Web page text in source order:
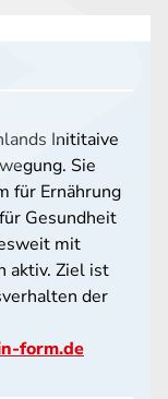
Inititaive
Sie
für Ernährung
Gesundheit
mit
aktiv. Ziel ist
der
form.de